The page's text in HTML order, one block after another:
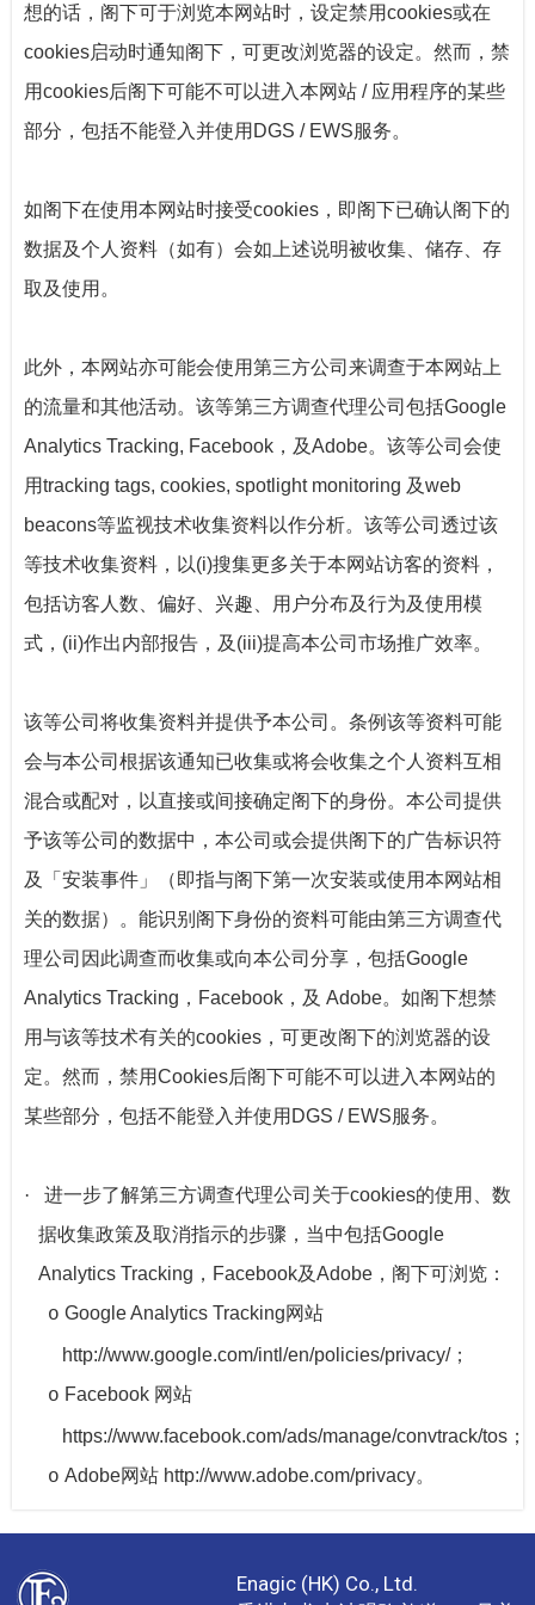
想的话，阁下可于浏览本网站时，设定禁用cookies或在
cookies启动时通知阁下，可更改浏览器的设定。然而，禁
用cookies后阁下可能不可以进入本网站 / 应用程序的某些
部分，包括不能登入并使用 DGS / EWS服务。
如阁下在使用本网站时接受cookies ，即阁下已确认阁下的
数据及个人资料（如有）会如上述说明被收集、储存、存
取及使用。
此外，本网站亦可能会使用第三方公司来调查于本网站上
的流量和其他活动。该等第三方调查代理公司包括Google
Analytics Tracking, Facebook ，及Adobe。该等公司会使
用tracking tags, cookies, spotlight monitoring 及web
beacons等监视技术收集资料以作分析。该等公司透过该
等技术收集资料，以(i)搜集更多关于本网站访客的资料，
包括访客人数、偏好、兴趣、用户分布及行为及使用模
式， (ii)作出内部报告，及 (iii)提高本公司市场推广效率。
该等公司将收集资料并提供予本公司。条例该等资料可能
会与本公司根据该通知已收集或将会收集之个人资料互相
混合或配对，以直接或间接确定阁下的身份。本公司提供
予该等公司的数据中，本公司或会提供阁下的广告标识符
及「安装事件」（即指与阁下第一次安装或使用本网站相
关的数据）。能识别阁下身份的资料可能由第三方调查代
理公司因此调查而收集或向本公司分享，包括Google
Analytics Tracking ， Facebook ，及 Adobe。如阁下想禁
用与该等技术有关的cookies ，可更改阁下的浏览器的设
定。然而，禁用Cookies后阁下可能不可以进入本网站的
某些部分，包括不能登入并使用 DGS / EWS服务。
· 进一步了解第三方调查代理公司关于cookies的使用、数
据收集政策及取消指示的步骤，当中包括Google
Analytics Tracking ， Facebook及Adobe ，阁下可浏览：
o Google Analytics Tracking网站
http://www.google.com/intl/en/policies/privacy/；
o Facebook 网站
https://www.facebook.com/ads/manage/convtrack/tos ；
o Adobe网站 http://www.adobe.com/privacy。
Enagic (HK) Co., Ltd.